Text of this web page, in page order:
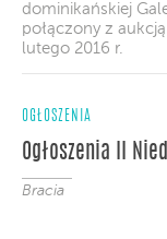
dominikańskiej
połączony z
lutego 2016 r.
OGŁOSZENIA
Ogłoszenia II
Bracia